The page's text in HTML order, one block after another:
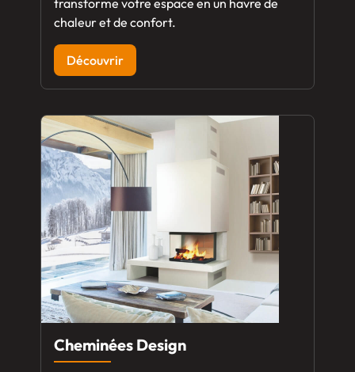
transforme votre espace en un havre de
chaleur et de confort.
Découvrir
Cheminées Design